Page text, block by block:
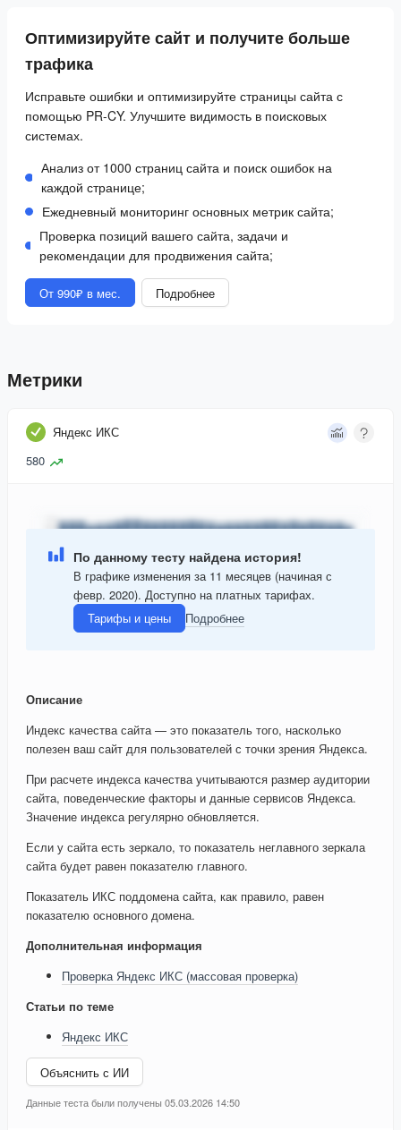
Оптимизируйте сайт и получите больше
трафика
Исправьте ошибки и оптимизируйте страницы сайта с
помощью PR-CY. Улучшите видимость в поисковых
системах.
Анализ от 1000 страниц сайта и поиск ошибок на
каждой странице;
Ежедневный мониторинг основных метрик сайта;
Проверка позиций вашего сайта, задачи и
рекомендации для продвижения сайта;
От 990₽ в мес. Подробнее
Метрики
Яндекс ИКС
580
По данному тесту найдена история!
В графике изменения за 11 месяцев (начиная с
февр. 2020). Доступно на платных тарифах.
Тарифы и цены
Подробнее
Описание
Индекс качества сайта — это показатель того, насколько
полезен ваш сайт для пользователей с точки зрения Яндекса.
При расчете индекса качества учитываются размер аудитории
сайта, поведенческие факторы и данные сервисов Яндекса.
Значение индекса регулярно обновляется.
Если у сайта есть зеркало, то показатель неглавного зеркала
сайта будет равен показателю главного.
Показатель ИКС поддомена сайта, как правило, равен
показателю основного домена.
Дополнительная информация
Проверка Яндекс ИКС (массовая проверка)
Статьи по теме
Яндекс ИКС
Объяснить с ИИ
Данные теста были получены 05.03.2026 14:50